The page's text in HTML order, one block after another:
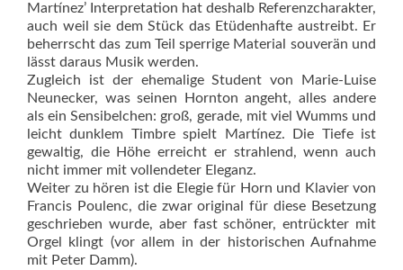
Martínez’ Interpretation hat deshalb Referenzcharakter,
auch weil sie dem Stück das Etüdenhafte austreibt. Er
beherrscht das zum Teil sperrige Material souverän und
lässt daraus Musik werden.
Zugleich ist der ehemalige Student von Marie-Luise
Neunecker, was seinen Hornton angeht, alles andere
als ein Sensibelchen: groß, gerade, mit viel Wumms und
leicht dunklem Timbre spielt Martínez. Die Tiefe ist
gewaltig, die Höhe erreicht er strahlend, wenn auch
nicht immer mit vollendeter Eleganz.
Weiter zu hören ist die Elegie für Horn und Klavier von
Francis Poulenc, die zwar original für diese Besetzung
geschrieben wurde, aber fast schöner, entrückter mit
Orgel klingt (vor allem in der historischen Aufnahme
mit Peter Damm).